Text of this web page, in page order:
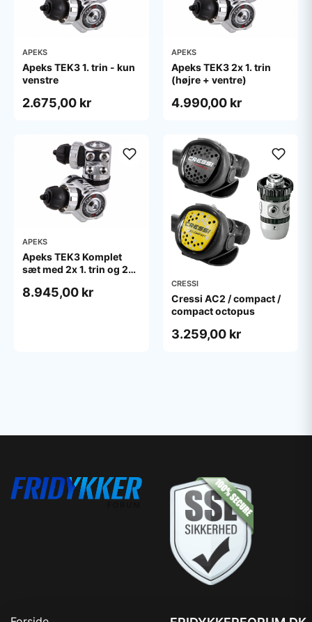
APEKS
Apeks TEK3 1. trin - kun
venstre
2.675,00 kr
APEKS
Apeks TEK3 2x 1. trin
(højre + ventre)
4.990,00 kr
APEKS
Apeks TEK3 Komplet
sæt med 2x 1. trin og 2x.
8.945,00 kr
CRESSI
Cressi AC2 / compact /
compact octopus
3.259,00 kr